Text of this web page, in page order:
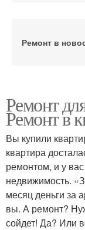
Ремонт в
Ремонт для
Ремонт
Ремонт в
Вы купили
квартира
ремонтом, и у
недвижимость.
месяц деньги за
вы. А ремонт?
сойдет! Да? Или